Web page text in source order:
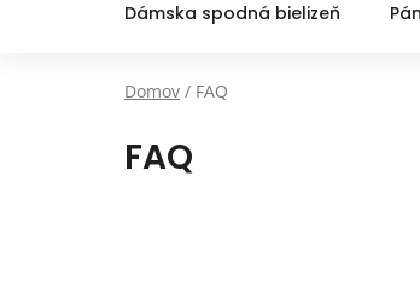
Dámska spodná bielizeň
Domov / FAQ
FAQ